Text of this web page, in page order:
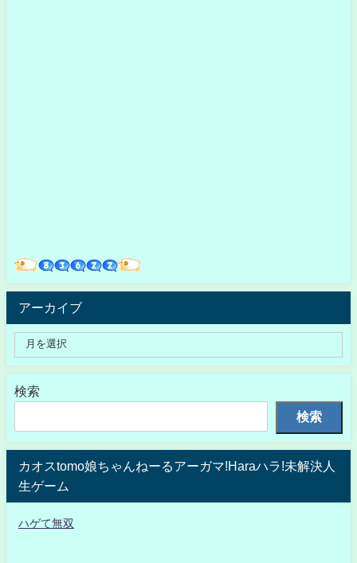
アーカイブ
検索
検索
カオスtomo娘ちゃんねーるアーガマ!Haraハラ!未解決人
生ゲーム
ハゲて無双